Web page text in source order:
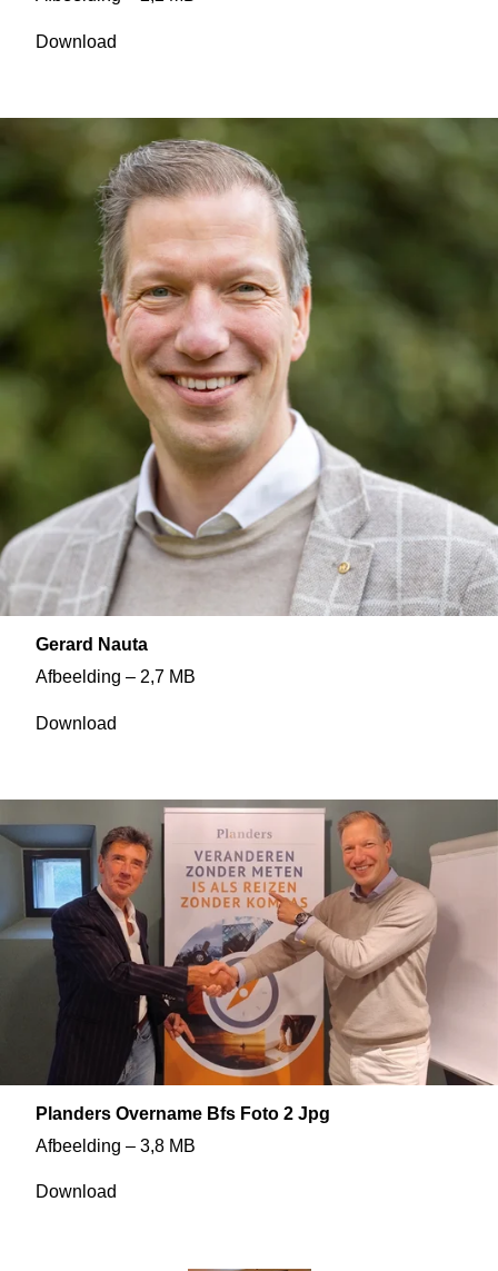
Download
Gerard Nauta
Afbeelding – 2,7 MB
Download
Planders Overname Bfs Foto 2 Jpg
Afbeelding – 3,8 MB
Download